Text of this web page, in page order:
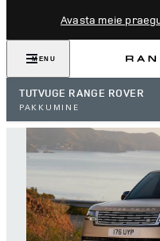
Avasta meie
MENU
TUTVUGE RANGE ROVER
PAKKUMINE